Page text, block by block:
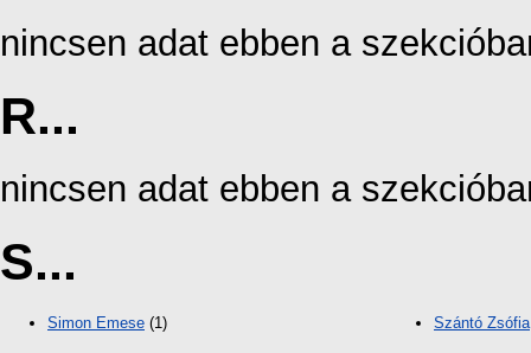
nincsen adat ebben a
R...
nincsen adat ebben a
S...
Simon Emese (1) Szántó Zsófia